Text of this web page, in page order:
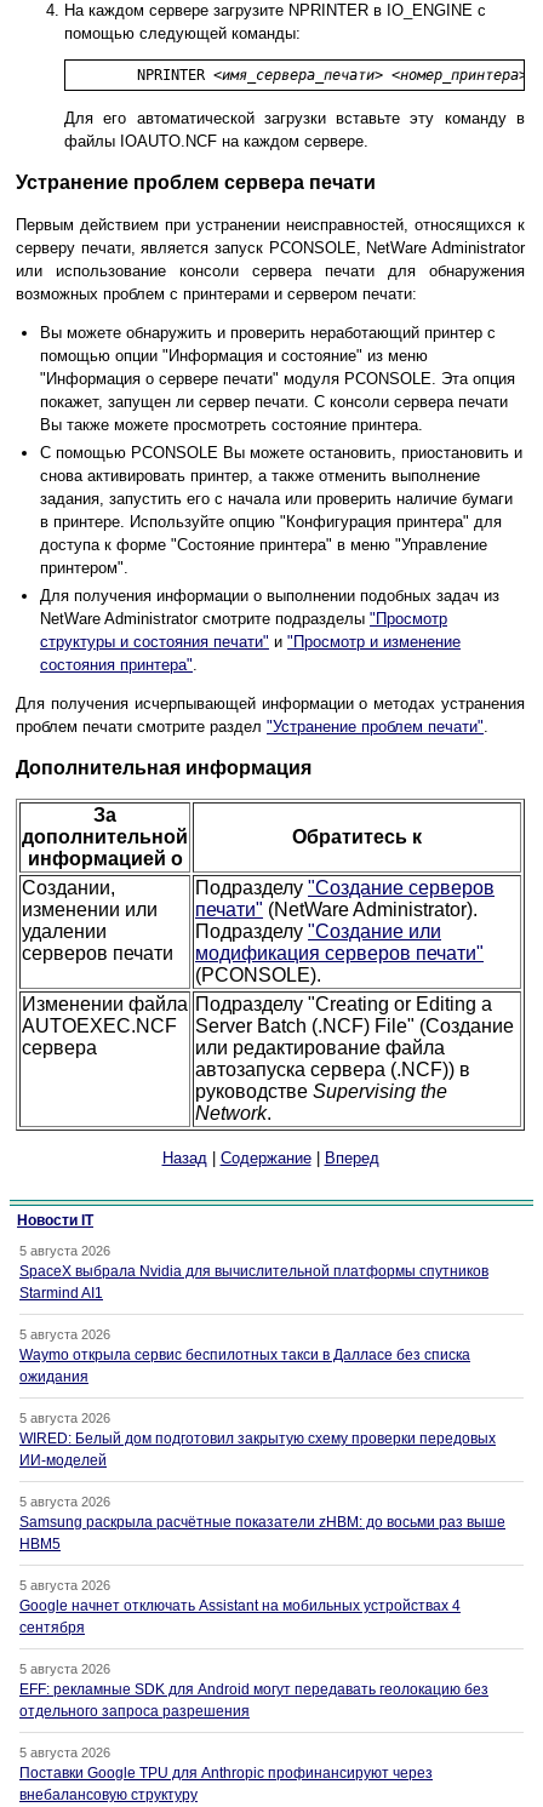
На каждом сервере загрузите NPRINTER в IO_ENGINE с
помощью следующей команды:
	NPRINTER <
имя_сервера_печати> <номер_принтера>
Для его автоматической загрузки вставьте эту команду в
файлы IOAUTO.NCF на каждом сервере.
Устранение проблем сервера печати
Первым действием при устранении неисправностей, относящихся к
серверу печати, является запуск PCONSOLE, NetWare Administrator
или использование консоли сервера печати для обнаружения
возможных проблем с принтерами и сервером печати:
Вы можете обнаружить и проверить неработающий принтер с
помощью опции "Информация и состояние" из меню
"Информация о сервере печати" модуля PCONSOLE. Эта опция
покажет, запущен ли сервер печати. С консоли сервера печати
Вы также можете просмотреть состояние принтера.
С помощью PCONSOLE Вы можете остановить, приостановить и
снова активировать принтер, а также отменить выполнение
задания, запустить его с начала или проверить наличие бумаги
в принтере. Используйте опцию "Конфигурация принтера" для
доступа к форме "Состояние принтера" в меню "Управление
принтером".
Для получения информации о выполнении подобных задач из
NetWare Administrator смотрите подразделы "Просмотр
структуры и состояния печати" и "Просмотр и изменение
состояния принтера".
Для получения исчерпывающей информации о методах устранения
проблем печати смотрите раздел "Устранение проблем печати".
Дополнительная информация
За
дополнительной
информацией о
Обратитесь к
Создании,
изменении или
удалении
серверов печати
Подразделу "Создание серверов
печати" (NetWare Administrator).
Подразделу "Создание или
модификация серверов печати"
(PCONSOLE).
Изменении файла
AUTOEXEC.NCF
сервера
Подразделу "Creating or Editing a
Server Batch (.NCF) File" (Создание
или редактирование файла
автозапуска сервера (.NCF)) в
руководстве Supervising the
Network.
Назад| Содержание| Вперед
Новости IT
5 августа 2026
SpaceX выбрала Nvidia для вычислительной платформы спутников
Starmind AI1
5 августа 2026
Waymo открыла сервис беспилотных такси в Далласе без списка
ожидания
5 августа 2026
WIRED: Белый дом подготовил закрытую схему проверки передовых
ИИ-моделей
5 августа 2026
Samsung раскрыла расчётные показатели zHBM: до восьми раз выше
HBM5
5 августа 2026
Google начнет отключать Assistant на мобильных устройствах 4
сентября
5 августа 2026
EFF: рекламные SDK для Android могут передавать геолокацию без
отдельного запроса разрешения
5 августа 2026
Поставки Google TPU для Anthropic профинансируют через
внебалансовую структуру